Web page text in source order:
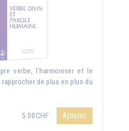
verbe, l'harmoniser et le
de plus en plus du
5.00CHF Ajouter